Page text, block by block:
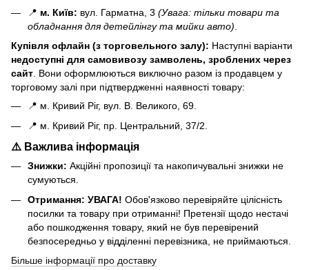
📍 м. Київ: вул. Гарматна, 3 (Увага: тільки товари та
обладнання для детейлінгу та мийки авто)
Купівля офлайн (з торговельного залу): Наступні варіанти
недоступні для самовивозу замволень, зроблених через
сайт . Вони оформлюються виключно разом із продавцем у
торговому залі при підтвердженні наявності товару:
📍 м. Кривий Ріг, вул. В. Великого, 69.
📍 м. Кривий Ріг, пр. Центральний, 37/2.
⚠️ Важлива інформація
Знижки: Акційні пропозиції та накопичувальні знижки не
сумуються.
Отримання: УВАГА! Обов'язково перевіряйте цілісність
посилки та товару при отриманні! Претензії щодо нестачі
або пошкодження товару, який не був перевірений
безпосередньо у відділенні перевізника, не приймаються.
Більше інформації про доставку